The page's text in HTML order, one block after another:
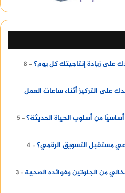
على زيادة إنتاجيتك كل يوم؟
8
على التركيز أثناء ساعات العمل
من أسلوب الحياة الحديثة؟
5
مستقبل التسويق الرقمي؟ 4
من الجلوتين وفوائده الصحية
3